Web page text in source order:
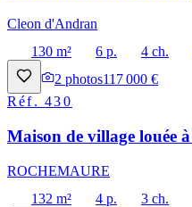
Cleon d'Andran
130 m²
6 p. 4 ch.
2 photos117 000 €
Réf.430
Maison de village louée
ROCHEMAURE
132 m²
4 p.
3 ch.